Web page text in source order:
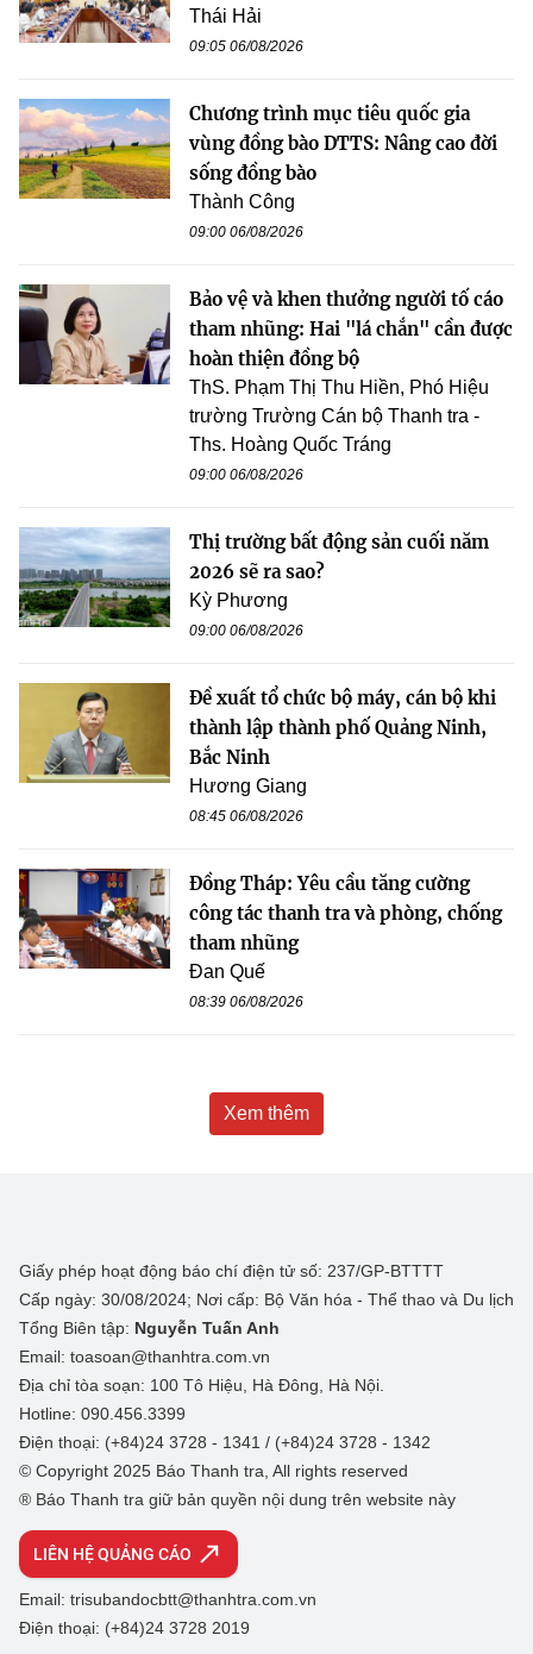
Thái Hải
09:05 06/08/2026
Chương trình mục tiêu quốc gia
vùng đồng bào DTTS: Nâng cao đời
sống đồng bào
Thành Công
09:00 06/08/2026
Bảo vệ và khen thưởng người tố cáo
tham nhũng: Hai "lá chắn" cần được
hoàn thiện đồng bộ
ThS. Phạm Thị Thu Hiền, Phó Hiệu
trường Trường Cán bộ Thanh tra -
Ths. Hoàng Quốc Tráng
09:00 06/08/2026
Thị trường bất động sản cuối năm
2026 sẽ ra sao?
Kỳ Phương
09:00 06/08/2026
Đề xuất tổ chức bộ máy, cán bộ khi
thành lập thành phố Quảng Ninh,
Bắc Ninh
Hương Giang
08:45 06/08/2026
Đồng Tháp: Yêu cầu tăng cường
công tác thanh tra và phòng, chống
tham nhũng
Đan Quế
08:39 06/08/2026
Xem thêm
Giấy phép hoạt động báo chí điện tử số: 237/GP-BTTTT
Cấp ngày: 30/08/2024; Nơi cấp: Bộ Văn hóa - Thể thao và Du lịch
Tổng Biên tập: Nguyễn Tuấn Anh
Email: toasoan@thanhtra.com.vn
Địa chỉ tòa soạn: 100 Tô Hiệu, Hà Đông, Hà Nội.
Hotline: 090.456.3399
Điện thoại: (+84)24 3728 - 1341 / (+84)24 3728 - 1342
© Copyright 2025 Báo Thanh tra, All rights reserved
® Báo Thanh tra giữ bản quyền nội dung trên website này
LIÊN HỆ QUẢNG CÁO
Email: trisubandocbtt@thanhtra.com.vn
Điện thoại: (+84)24 3728 2019